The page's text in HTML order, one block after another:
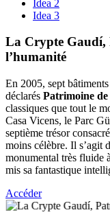
Idea 2
Idea 3
La Crypte Gaudí,
l’humanité
En 2005, sept
déclarés Patrimoine de
classiques que tout le
Casa Vicens, le Parc
septième trésor
moins célèbre. Il s’agit
monumental très fluide
mis sa fantastique
Accéder